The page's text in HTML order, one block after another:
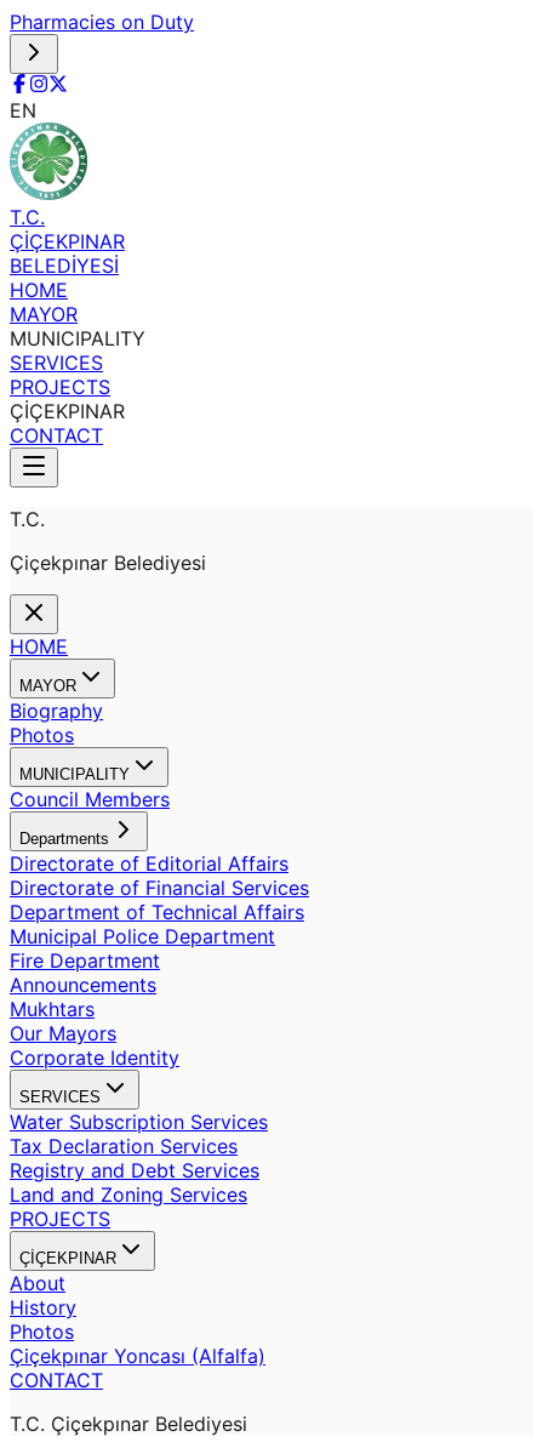
Pharmacies on Duty
EN
T.C.
ÇİÇEKPINAR
BELEDİYESİ
HOME
MAYOR
MUNICIPALITY
SERVICES
PROJECTS
ÇİÇEKPINAR
CONTACT
T.C.
Çiçekpınar Belediyesi
HOME
MAYOR
Biography
Photos
MUNICIPALITY
Council Members
Departments
Directorate of Editorial Affairs
Directorate of Financial Services
Department of Technical Affairs
Municipal Police Department
Fire Department
Announcements
Mukhtars
Our Mayors
Corporate Identity
SERVICES
Water Subscription Services
Tax Declaration Services
Registry and Debt Services
Land and Zoning Services
PROJECTS
ÇİÇEKPINAR
About
History
Photos
Çiçekpınar Yoncası (Alfalfa)
CONTACT
T.C. Çiçekpınar Belediyesi